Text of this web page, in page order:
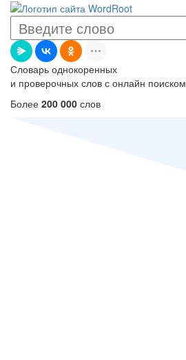
Словарь однокоренных
и проверочных слов с онлайн поиском
Более 200 000 слов